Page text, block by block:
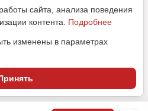
персональных данных
персональных данных
сайта, анализа поведения
контента. Подробнее
изменены в параметрах